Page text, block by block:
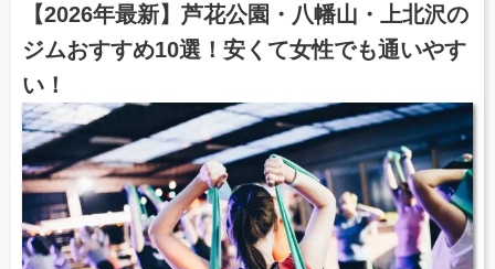
【2026年最新】芦花公園・八幡山・上北沢の
ジムおすすめ10選！安くて女性でも通いやす
い！